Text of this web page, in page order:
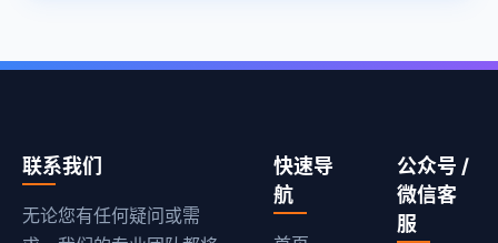
联系我们
无论您有任何疑问或需
快速导
航
公众号 /
微信客
服